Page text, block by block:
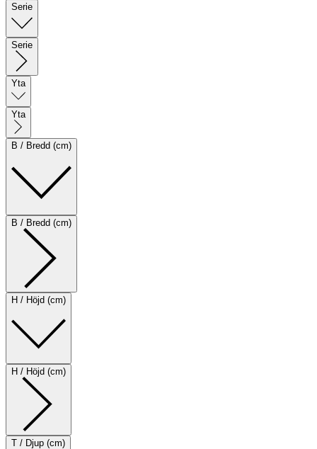
Serie
Serie
Yta
Yta
B / Bredd (cm)
B / Bredd (cm)
H / Höjd (cm)
H / Höjd (cm)
T / Djup (cm)